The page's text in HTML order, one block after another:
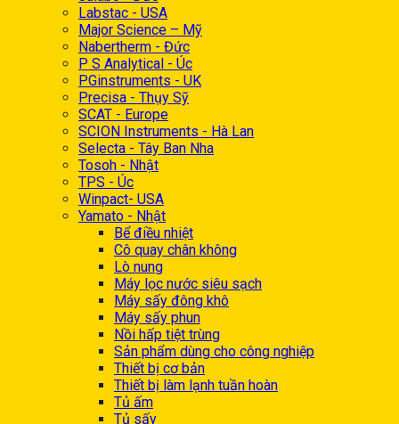
Labstac - USA
Major Science – Mỹ
Nabertherm - Đức
P S Analytical - Úc
PGinstruments - UK
Precisa - Thụy Sỹ
SCAT - Europe
SCION Instruments - Hà Lan
Selecta - Tây Ban Nha
Tosoh - Nhật
TPS - Úc
Winpact- USA
Yamato - Nhật
Bể điều nhiệt
Cô quay chân không
Lò nung
Máy lọc nước siêu sạch
Máy sấy đông khô
Máy sấy phun
Nồi hấp tiệt trùng
Sản phẩm dùng cho công nghiệp
Thiết bị cơ bản
Thiết bị làm lạnh tuần hoàn
Tủ ấm
Tủ sấy